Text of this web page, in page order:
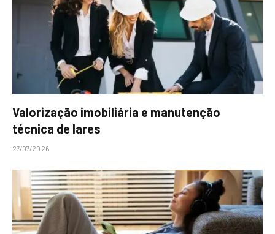
Valorização imobiliária e manutenção
técnica de lares
27/07/2026